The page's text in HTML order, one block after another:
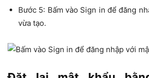
Bước 5: Bấm vào Sign in để đăng
vừa tạo.